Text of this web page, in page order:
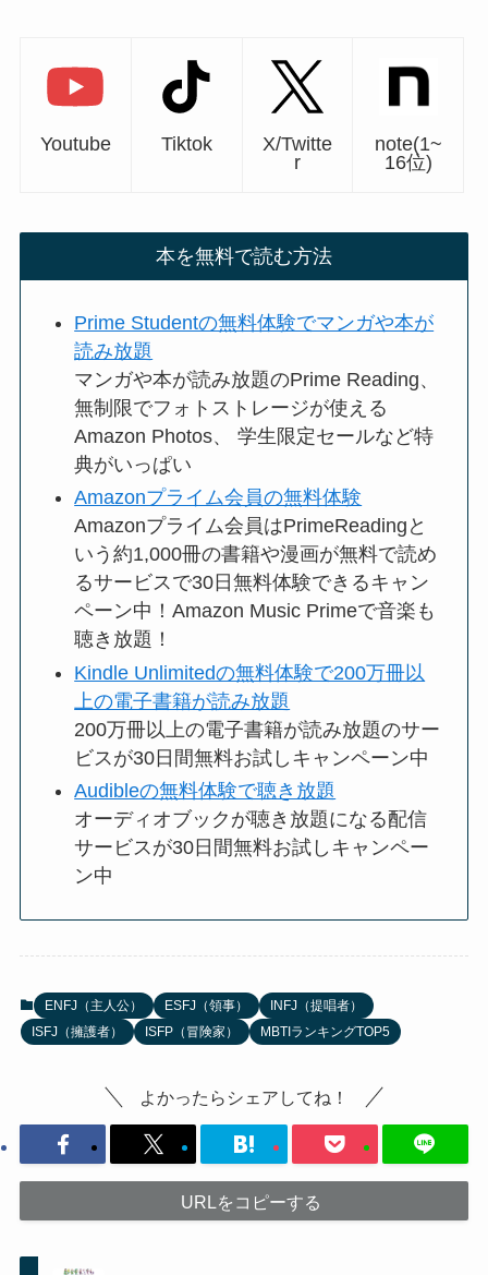
Youtube Tiktok
X/Twitte
r
note(1~
16位)
本を無料で読む方法
Prime Studentの無料体験でマンガや本が
読み放題
マンガや本が読み放題のPrime Reading、
無制限でフォトストレージが使える
Amazon Photos、 学生限定セールなど特
典がいっぱい
Amazonプライム会員の無料体験
Amazonプライム会員はPrimeReadingと
いう約1,000冊の書籍や漫画が無料で読め
るサービスで30日無料体験できるキャン
ペーン中！Amazon Music Primeで音楽も
聴き放題！
Kindle Unlimitedの無料体験で200万冊以
上の電子書籍が読み放題
200万冊以上の電子書籍が読み放題のサー
ビスが30日間無料お試しキャンペーン中
Audibleの無料体験で聴き放題
オーディオブックが聴き放題になる配信
サービスが30日間無料お試しキャンペー
ン中
ENFJ（主人公） ESFJ（領事）
INFJ（提唱者）
ISFJ（擁護者）
ISFP（冒険家） MBTIランキングTOP5
よかったらシェアしてね！
URLをコピーする